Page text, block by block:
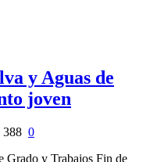
y Aguas de
joven
388 0
Grado y Trabajos Fin de